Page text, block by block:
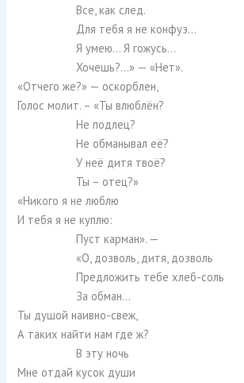
Все, как след.
Для тебя я не конфуз…
Я умею… Я гожусь…
Хочешь?…» — «Нет».
«Отчего же?» — оскорблен,
Голос молит. – «Ты влюблён?
Не подлец?
Не обманывал её?
У неё дитя твоё?
Ты – отец?»
«Никого я не люблю
И тебя я не куплю:
Пуст карман». —
«О, дозволь, дитя, дозволь
Предложить тебе хлеб-соль
За обман…
Ты душой наивно-свеж,
А таких найти нам где ж?
В эту ночь
Мне отдай кусок души